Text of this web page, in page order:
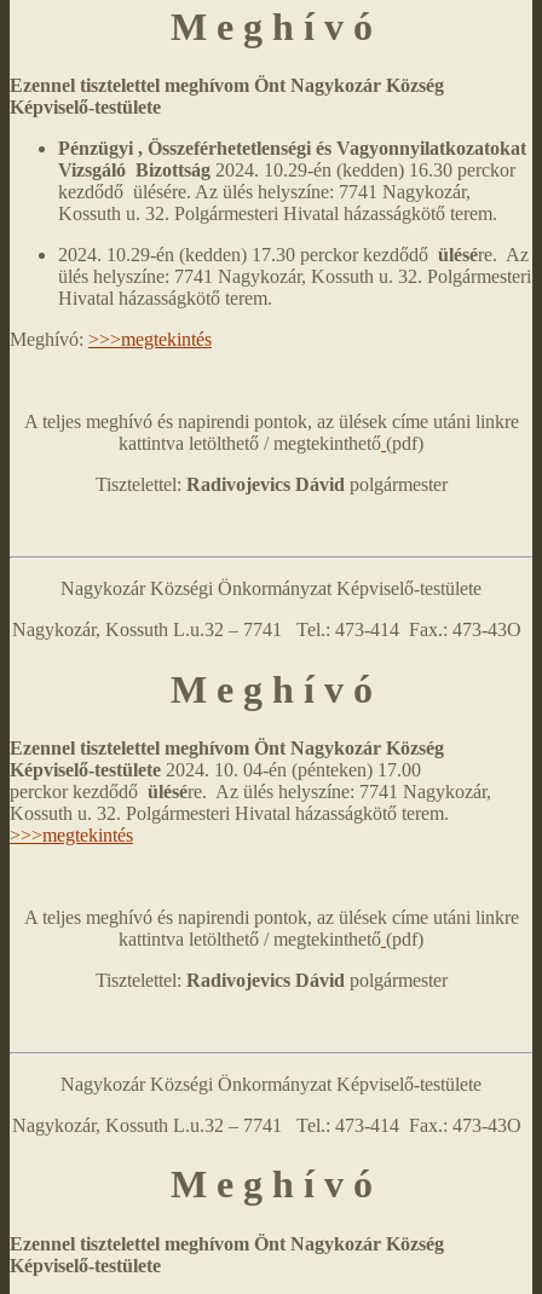
M e g h í v ó
Ezennel tisztelettel meghívom Önt Nagykozár Község
Képviselő-testülete
Pénzügyi , Összeférhetetlenségi és Vagyonnyilatkozatokat
Vizsgáló Bizottság 2024. 10.29-én (kedden) 16.30 perckor
kezdődő ülésére. Az ülés helyszíne: 7741 Nagykozár,
Kossuth u. 32. Polgármesteri Hivatal házasságkötő terem.
2024. 10.29-én (kedden) 17.30 perckor kezdődő ülésére. Az
ülés helyszíne: 7741 Nagykozár, Kossuth u. 32. Polgármesteri
Hivatal házasságkötő terem.
Meghívó: >>>megtekintés
A teljes meghívó és napirendi pontok, az ülések címe utáni linkre
kattintva letölthető / megtekinthető (pdf)
Tisztelettel: Radivojevics Dávid polgármester
Nagykozár Községi Önkormányzat Képviselő-testülete
Nagykozár, Kossuth L.u.32 – 7741 Tel.: 473-414 Fax.: 473-43O
M e g h í v ó
Ezennel tisztelettel meghívom Önt Nagykozár Község
Képviselő-testülete 2024. 10. 04-én (pénteken) 17.00
perckor kezdődő ülésére. Az ülés helyszíne: 7741 Nagykozár,
Kossuth u. 32. Polgármesteri Hivatal házasságkötő terem.
>>>megtekintés
A teljes meghívó és napirendi pontok, az ülések címe utáni linkre
kattintva letölthető / megtekinthető (pdf)
Tisztelettel: Radivojevics Dávid polgármester
Nagykozár Községi Önkormányzat Képviselő-testülete
Nagykozár, Kossuth L.u.32 – 7741 Tel.: 473-414 Fax.: 473-43O
M e g h í v ó
Ezennel tisztelettel meghívom Önt Nagykozár Község
Képviselő-testülete